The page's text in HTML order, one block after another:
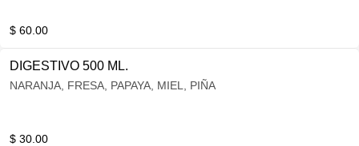
$ 60.00
DIGESTIVO 500 ML.
NARANJA, FRESA, PAPAYA, MIEL, PIÑA
$ 30.00